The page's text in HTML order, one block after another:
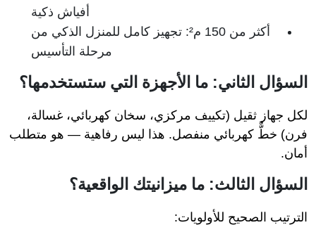
أفياش ذكية
أكثر من 150 م²: تجهيز كامل للمنزل الذكي من
مرحلة التأسيس
السؤال الثاني: ما الأجهزة التي ستستخدمها؟
لكل جهاز ثقيل (تكييف مركزي، سخان كهربائي، غسالة،
فرن) خطٌّ كهربائي منفصل. هذا ليس رفاهية — هو متطلب
أمان.
السؤال الثالث: ما ميزانيتك الواقعية؟
الترتيب الصحيح للأولويات: